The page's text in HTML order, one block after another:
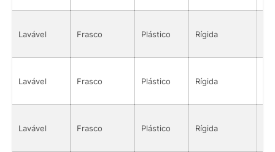
Lavável Frasco Plástico Rígida
Lavável Frasco Plástico Rígida
Lavável Frasco Plástico Rígida